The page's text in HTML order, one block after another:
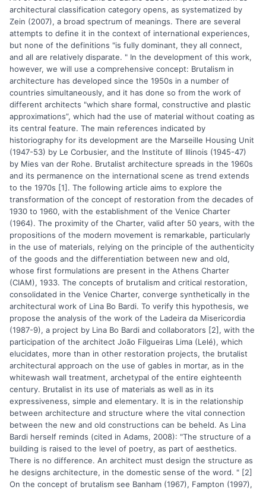
architectural classification category opens, as systematized by
Zein (2007), a broad spectrum of meanings. There are several
attempts to define it in the context of international experiences,
but none of the definitions "is fully dominant, they all connect,
and all are relatively disparate. " In the development of this work,
however, we will use a comprehensive concept: Brutalism in
architecture has developed since the 1950s in a number of
countries simultaneously, and it has done so from the work of
different architects "which share formal, constructive and plastic
approximations”, which had the use of material without coating as
its central feature. The main references indicated by
historiography for its development are the Marseille Housing Unit
(1947-53) by Le Corbusier, and the Institute of Illinois (1945-47)
by Mies van der Rohe. Brutalist architecture spreads in the 1960s
and its permanence on the international scene as trend extends
to the 1970s [1]. The following article aims to explore the
transformation of the concept of restoration from the decades of
1930 to 1960, with the establishment of the Venice Charter
(1964). The proximity of the Charter, valid after 50 years, with the
propositions of the modern movement is remarkable, particularly
in the use of materials, relying on the principle of the authenticity
of the goods and the differentiation between new and old,
whose first formulations are present in the Athens Charter
(CIAM), 1933. The concepts of brutalism and critical restoration,
consolidated in the Venice Charter, converge synthetically in the
architectural work of Lina Bo Bardi. To verify this hypothesis, we
propose the analysis of the work of the Ladeira da Misericordia
(1987-9), a project by Lina Bo Bardi and collaborators [2], with the
participation of the architect João Filgueiras Lima (Lelé), which
elucidates, more than in other restoration projects, the brutalist
architectural approach on the use of gables in mortar, as in the
whitewash wall treatment, archetypal of the entire eighteenth
century. Brutalist in its use of materials as well as in its
expressiveness, simple and elementary. It is in the relationship
between architecture and structure where the vital connection
between the new and old constructions can be beheld. As Lina
Bardi herself reminds (cited in Adams, 2008): "The structure of a
building is raised to the level of poetry, as part of aesthetics.
There is no difference. An architect must design the structure as
he designs architecture, in the domestic sense of the word. " [2]
On the concept of brutalism see Banham (1967), Fampton (1997),